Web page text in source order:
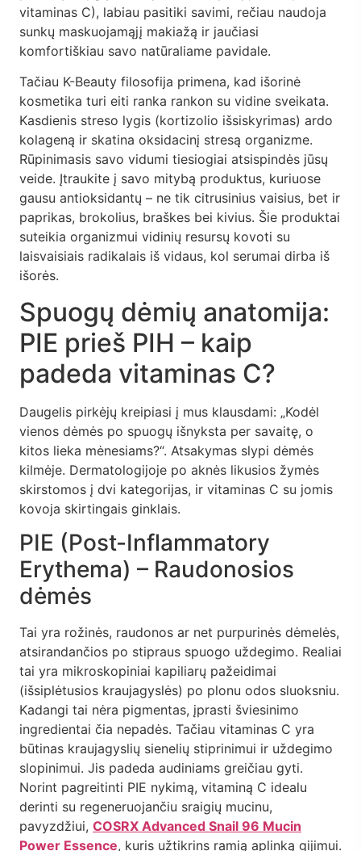
vitaminas C), labiau pasitiki savimi, rečiau naudoja
sunkų maskuojamąjį makiažą ir jaučiasi
komfortiškiau savo natūraliame pavidale.
Tačiau K-Beauty filosofija primena, kad išorinė
kosmetika turi eiti ranka rankon su vidine sveikata.
Kasdienis streso lygis (kortizolio išsiskyrimas) ardo
kolageną ir skatina oksidacinį stresą organizme.
Rūpinimasis savo vidumi tiesiogiai atsispindės jūsų
veide. Įtraukite į savo mitybą produktus, kuriuose
gausu antioksidantų – ne tik citrusinius vaisius, bet ir
paprikas, brokolius, braškes bei kivius. Šie produktai
suteikia organizmui vidinių resursų kovoti su
laisvaisiais radikalais iš vidaus, kol serumai dirba iš
išorės.
Spuogų dėmių anatomija:
PIE prieš PIH – kaip
padeda vitaminas C?
Daugelis pirkėjų kreipiasi į mus klausdami: „Kodėl
vienos dėmės po spuogų išnyksta per savaitę, o
kitos lieka mėnesiams?“. Atsakymas slypi dėmės
kilmėje. Dermatologijoje po aknės likusios žymės
skirstomos į dvi kategorijas, ir vitaminas C su jomis
kovoja skirtingais ginklais.
PIE (Post-Inflammatory
Erythema) – Raudonosios
dėmės
Tai yra rožinės, raudonos ar net purpurinės dėmelės,
atsirandančios po stipraus spuogo uždegimo. Realiai
tai yra mikroskopiniai kapiliarų pažeidimai
(išsiplėtusios kraujagyslės) po plonu odos sluoksniu.
Kadangi tai nėra pigmentas, įprasti šviesinimo
ingredientai čia nepadės. Tačiau vitaminas C yra
būtinas kraujagyslių sienelių stiprinimui ir uždegimo
slopinimui. Jis padeda audiniams greičiau gyti.
Norint pagreitinti PIE nykimą, vitaminą C idealu
derinti su regeneruojančiu sraigių mucinu,
pavyzdžiui, COSRX Advanced Snail 96 Mucin
Power Essence, kuris užtikrins ramią aplinką gijimui.